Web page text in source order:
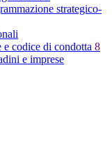
strategico-
codice di condotta 8
e imprese